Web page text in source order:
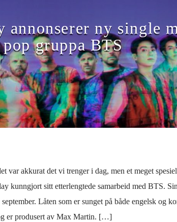
annonserer ny single
pop gruppa BTS
var akkurat det vi trenger i dag, men et meget
kunngjort sitt etterlengtede samarbeid med BTS.
Låten som er sunget på både engelsk og
er produsert av Max Martin. […]